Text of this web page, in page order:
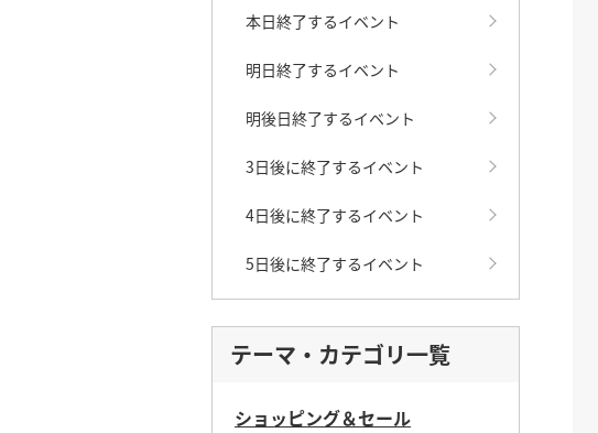
本日終了するイベント
明日終了するイベント
明後日終了するイベント
3日後に終了するイベント
4日後に終了するイベント
5日後に終了するイベント
テーマ・カテゴリ一覧
ショッピング＆セール